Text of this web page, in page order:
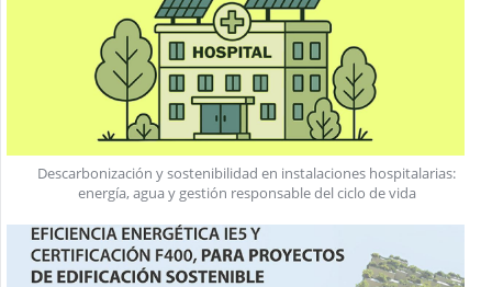
Descarbonización y sostenibilidad en instalaciones hospitalarias:
energía, agua y gestión responsable del ciclo de vida